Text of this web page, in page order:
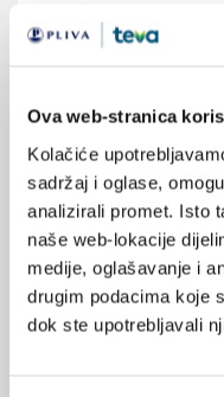
Ova web-stranica
Kolačiće
sadržaj i oglase,
analizirali promet. Isto
naše web-lokacije
medije, oglašavanje i
drugim podacima koje
dok ste upotrebljavali
hzzo izbor
zdravstveno osiguranje
mirovinsko osiguranje